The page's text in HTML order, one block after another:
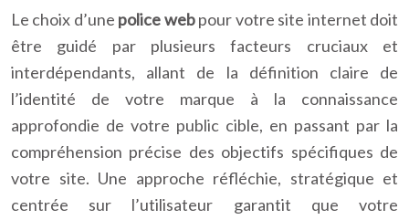
Le choix d’une police webpour votre site internet doit
être guidé par plusieurs facteurs cruciaux et
interdépendants, allant de la définition claire de
l’identité de votre marque à la connaissance
approfondie de votre public cible, en passant par la
compréhension précise des objectifs spécifiques de
votre site. Une approche réfléchie, stratégique et
centrée sur l’utilisateur garantit que votre